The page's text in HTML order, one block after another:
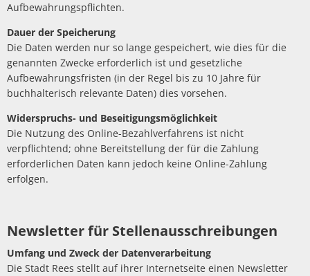
Aufbewahrungspflichten.
Dauer der Speicherung
Die Daten werden nur so lange gespeichert, wie dies für die
genannten Zwecke erforderlich ist und gesetzliche
Aufbewahrungsfristen (in der Regel bis zu 10 Jahre für
buchhalterisch relevante Daten) dies vorsehen.
Widerspruchs- und Beseitigungsmöglichkeit
Die Nutzung des Online-Bezahlverfahrens ist nicht
verpflichtend; ohne Bereitstellung der für die Zahlung
erforderlichen Daten kann jedoch keine Online-Zahlung
erfolgen.
Newsletter für Stellenausschreibungen
Umfang und Zweck der Datenverarbeitung
Die Stadt Rees stellt auf ihrer Internetseite einen Newsletter